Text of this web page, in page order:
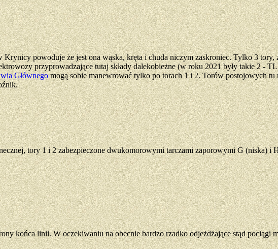
Krynicy powoduje że jest ona wąska, kręta i chuda niczym zaskroniec. Tylko 3 tory,
przyprowadzające tutaj składy dalekobieżne (w roku 2021 były takie 2 -
Głównegomogą sobie manewrować tylko po torach 1 i 2. Torów postojowych tu
tory 1 i 2 zabezpieczone dwukomorowymi tarczami zaporowymi G (niska) i
końca linii. W oczekiwaniu na obecnie bardzo rzadko odjeżdżające stąd pociągi